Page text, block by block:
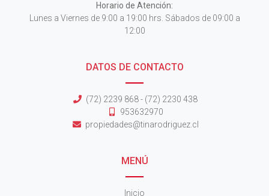
Horario de Atención:
Lunes a Viernes de 9:00 a 19:00 hrs. Sábados de 09:00 a
12:00
DATOS DE CONTACTO
(72) 2239 868 - (72) 2230 438
953632970
propiedades@tinarodriguez.cl
MENÚ
Inicio